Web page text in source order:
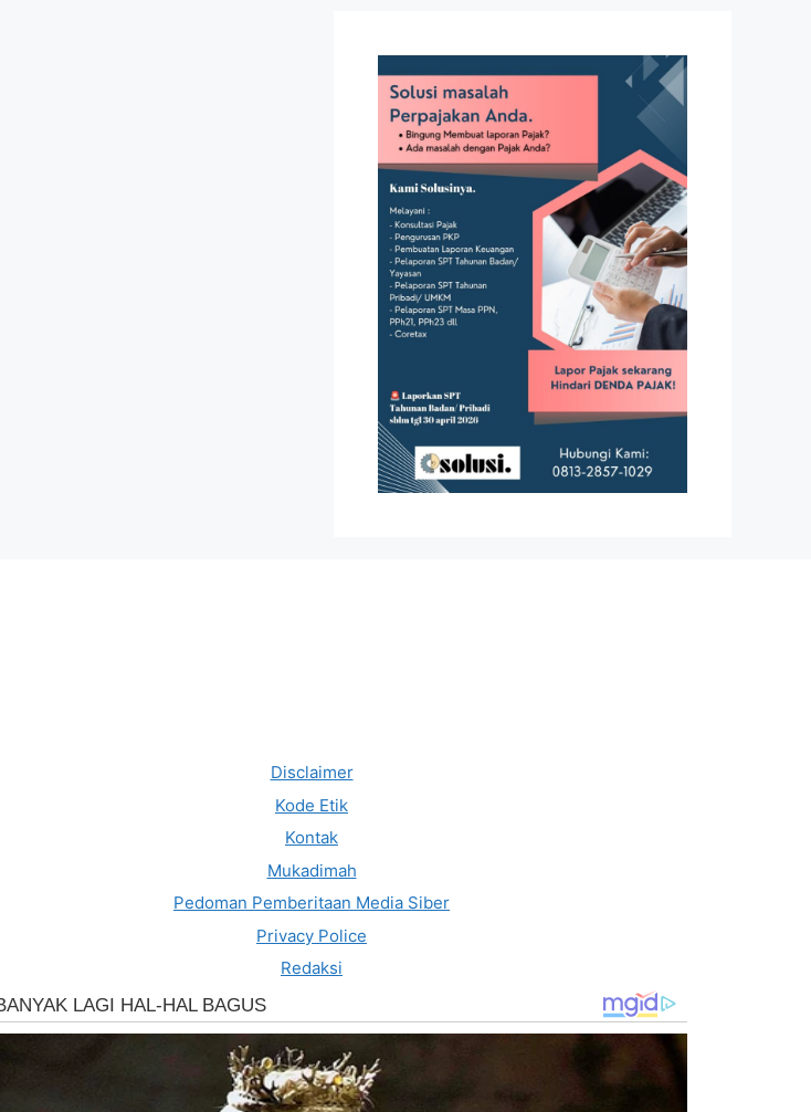
Disclaimer
Kode Etik
Kontak
Mukadimah
Pedoman Pemberitaan Media Siber
Privacy Police
Redaksi